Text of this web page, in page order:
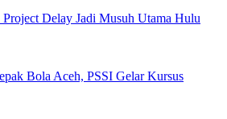
Delay Jadi Musuh Utama Hulu
Bola Aceh, PSSI Gelar Kursus